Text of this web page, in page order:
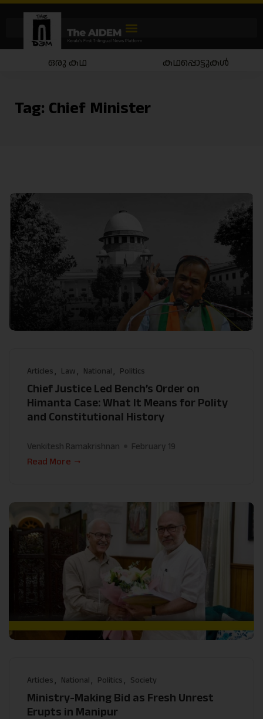
ഒരു കഥ കഥപ്പൊട്ടുകൾ
Tag: Chief Minister
Articles Law National Politics
Chief Justice Led Bench’s Order on
Himanta Case: What It Means for Polity
and Constitutional History
Venkitesh Ramakrishnan
February 19
Read More
Articles National Politics Society
Ministry-Making Bid as Fresh Unrest
Erupts in Manipur